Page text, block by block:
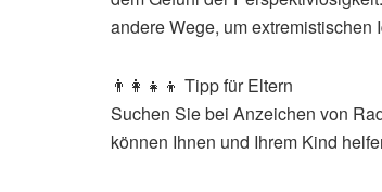
andere Wege, um extremistischen
👨‍👩‍👧‍👦 Tipp für Eltern
Suchen Sie bei Anzeichen von
können Ihnen und Ihrem Kind